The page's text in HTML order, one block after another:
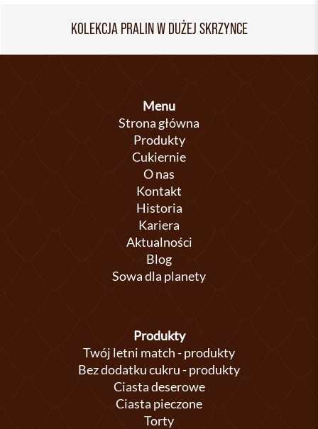
KOLEKCJA PRALIN W DUŻEJ SKRZYNCE
Menu
Strona główna
Produkty
Cukiernie
O nas
Kontakt
Historia
Kariera
Aktualności
Blog
Sowa dla planety
Produkty
Twój letni match - produkty
Bez dodatku cukru - produkty
Ciasta deserowe
Ciasta pieczone
Torty